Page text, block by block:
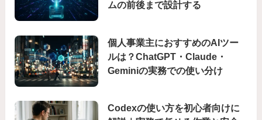
ムの前後まで設計する
個人事業主におすすめのAIツー
ルは？ChatGPT・Claude・
Geminiの実務での使い分け
Codexの使い方を初心者向けに